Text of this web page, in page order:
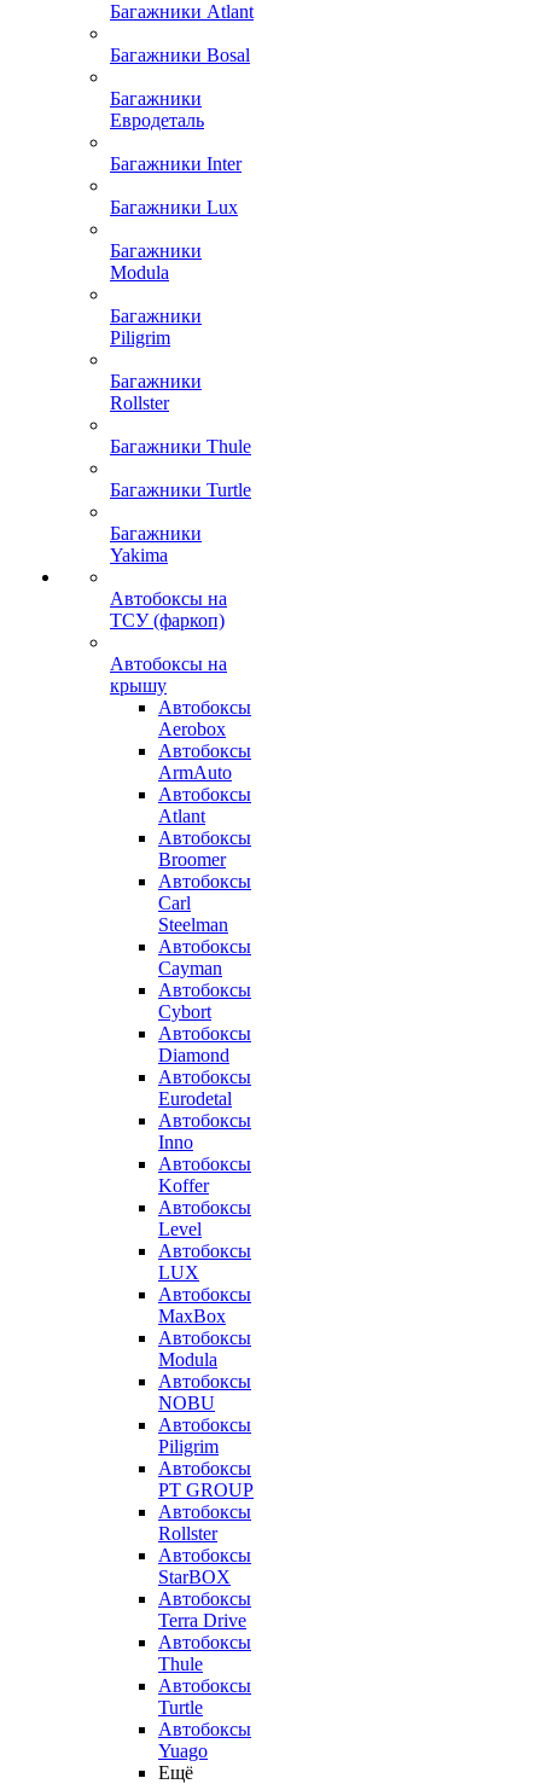
Багажники Atlant
Багажники Bosal
Багажники
Евродеталь
Багажники Inter
Багажники Lux
Багажники
Modula
Багажники
Piligrim
Багажники
Rollster
Багажники Thule
Багажники Turtle
Багажники
Yakima
Автобоксы на
ТСУ (фаркоп)
Автобоксы на
крышу
Автобоксы
Aerobox
Автобоксы
ArmAuto
Автобоксы
Atlant
Автобоксы
Broomer
Автобоксы
Carl
Steelman
Автобоксы
Cayman
Автобоксы
Cybort
Автобоксы
Diamond
Автобоксы
Eurodetal
Автобоксы
Inno
Автобоксы
Koffer
Автобоксы
Level
Автобоксы
LUX
Автобоксы
MaxBox
Автобоксы
Modula
Автобоксы
NOBU
Автобоксы
Piligrim
Автобоксы
PT GROUP
Автобоксы
Rollster
Автобоксы
StarBOX
Автобоксы
Terra Drive
Автобоксы
Thule
Автобоксы
Turtle
Автобоксы
Yuago
Ещё